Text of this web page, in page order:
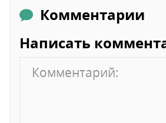
Комментарии
Написать